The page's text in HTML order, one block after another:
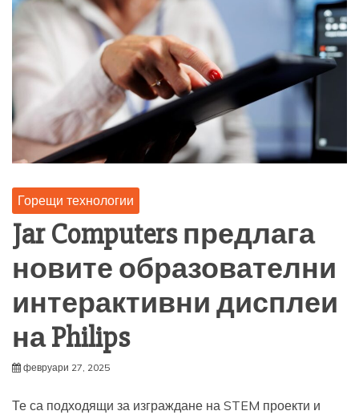
Горещи технологии
Jar Computers предлага
новите образователни
интерактивни дисплеи
на Philips
февруари 27, 2025
Те са подходящи за изграждане на STEM проекти и